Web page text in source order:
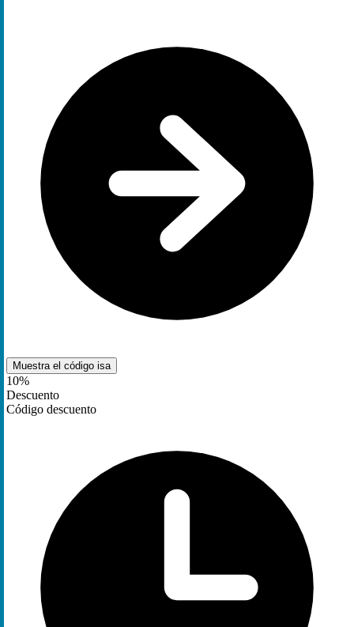
Muestra el código isa
10%
Descuento
Código descuento